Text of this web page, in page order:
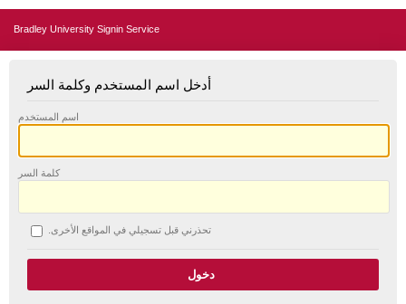
Bradley University Signin Service
أدخل اسم المستخدم وكلمة السر
اسم المستخدم
كلمة السر
تحذرني قبل تسجيلي في المواقع الأخرى.